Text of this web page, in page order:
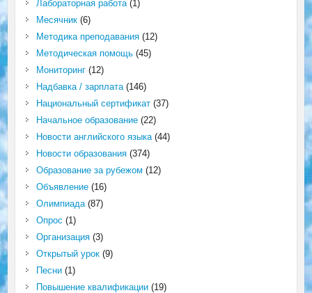
Лабораторная работа(1)
Месячник(6)
Методика преподавания(12)
Методическая помощь(45)
Мониторинг(12)
Надбавка / зарплата(146)
Национальный сертификат(37)
Начальное образование(22)
Новости английского языка(44)
Новости образования(374)
Образование за рубежом (12)
Объявление(16)
Олимпиада(87)
Опрос (1)
Организация(3)
Открытый урок(9)
Песни(1)
Повышение квалификации(19)